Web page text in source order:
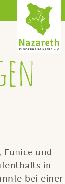
Eunice und
in
bei einer